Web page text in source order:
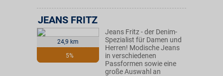
24,9 km
5%
JEANS FRITZ
Jeans Fritz - der Denim-
Spezialist für Damen und
Herren! Modische Jeans
in verschiedenen
Passformen sowie eine
große Auswahl an